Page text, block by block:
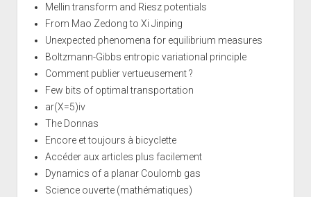
Mellin transform and Riesz potentials
From Mao Zedong to Xi Jinping
Unexpected phenomena for equilibrium measures
Boltzmann-Gibbs entropic variational principle
Comment publier vertueusement ?
Few bits of optimal transportation
ar(X=5)iv
The Donnas
Encore et toujours à bicyclette
Accéder aux articles plus facilement
Dynamics of a planar Coulomb gas
Science ouverte (mathématiques)